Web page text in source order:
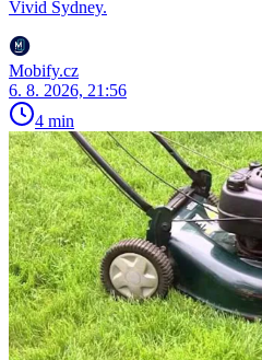
Vivid Sydney.
Mobify.cz
6. 8. 2026, 21:56
4 min